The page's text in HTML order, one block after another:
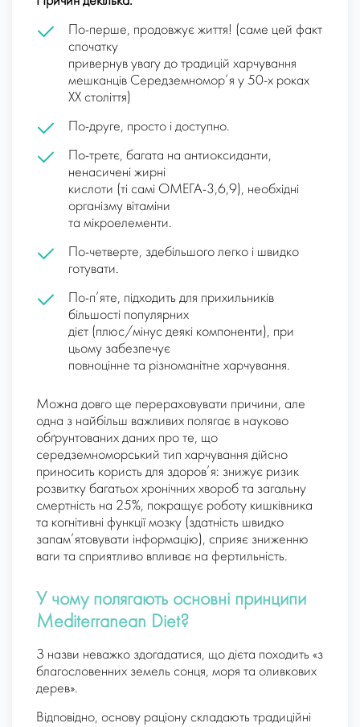
По-перше, продовжує життя! (саме цей факт
спочатку
привернув увагу до традицій харчування
мешканців Середземномор’я у 50-х роках
ХХ століття)
По-друге, просто і доступно.
По-третє, багата на антиоксиданти,
ненасичені жирні
кислоти (ті самі ОМЕГА-3,6,9), необхідні
організму вітаміни
та мікроелементи.
По-четверте, здебільшого легко і швидко
готувати.
По-п’яте, підходить для прихильників
більшості популярних
дієт (плюс/мінус деякі компоненти), при
цьому забезпечує
повноцінне та різноманітне харчування.
Можна довго ще перераховувати причини, але
одна з найбільш важливих полягає в науково
обґрунтованих даних про те, що
середземноморський тип харчування дійсно
приносить користь для здоров’я: знижує ризик
розвитку багатьох хронічних хвороб та загальну
смертність на 25%, покращує роботу кишківника
та когнітивні функції мозку (здатність швидко
запам’ятовувати інформацію), сприяє зниженню
ваги та сприятливо впливає на фертильність.
У чому полягають основні принципи
Mediterranean Diet?
З назви неважко здогадатися, що дієта походить «з
благословенних земель сонця, моря та оливкових
дерев».
Відповідно, основу раціону складають традиційні